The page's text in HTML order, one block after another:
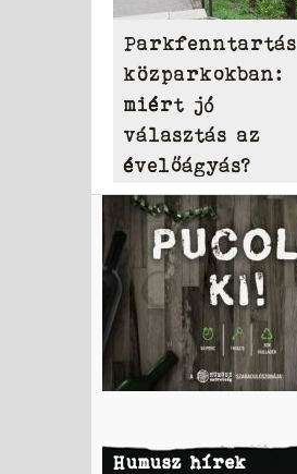
Parkfenntartás
közparkokban:
miért jó
választás az
évelőágyás?
Humusz hírek